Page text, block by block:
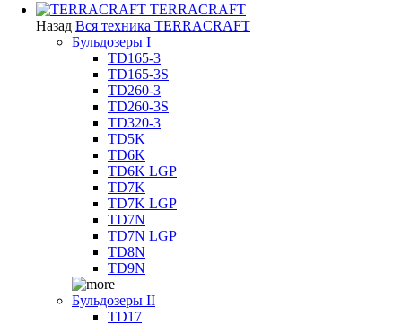
TERRACRAFT
Назад Вся техника TERRACRAFT
Бульдозеры I
TD165-3
TD165-3S
TD260-3
TD260-3S
TD320-3
TD5K
TD6K
TD6K LGP
TD7K
TD7K LGP
TD7N
TD7N LGP
TD8N
TD9N
Бульдозеры II
TD17